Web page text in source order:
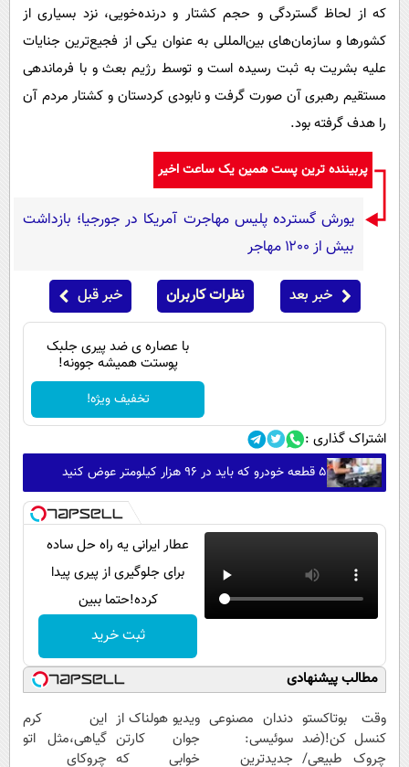
که از لحاظ گستردگی و حجم کشتار و درنده‌خویی، نزد بسیاری از
کشور‌ها و سازمان‌های بین‌المللی به عنوان یکی از فجیع‌ترین جنایات
علیه بشریت به ثبت رسیده است و توسط رژیم بعث و با فرماندهی
مستقیم رهبری آن صورت گرفت و نابودی کردستان و کشتار مردم آن
را هدف گرفته بود.
پربیننده ترین پست همین یک ساعت اخیر
یورش گسترده پلیس مهاجرت آمریکا در جورجیا؛ بازداشت
بیش از ۱۲۰۰ مهاجر
خبر بعد نظرات کاربران خبر قبل
با عصاره ی ضد پیری جلبک
پوستت همیشه جوونه!
تخفیف ویژه!
اشتراک گذاری :
۵ قطعه خودرو که باید در ۹۶ هزار کیلومتر عوض کنید
عطار ایرانی یه راه حل ساده
برای جلوگیری از پیری پیدا
کرده!حتما ببین
ثبت خرید
مطالب پیشنهادی
وقت بوتاکستو
کنسل کن!(ضد
چروک طبیعی/
دندان مصنوعی
سوئیسی:
جدیدترین
ویدیو هولناک از
جوان کارتن
خوابی که
این کرم
گیاهی،مثل اتو
چروکای